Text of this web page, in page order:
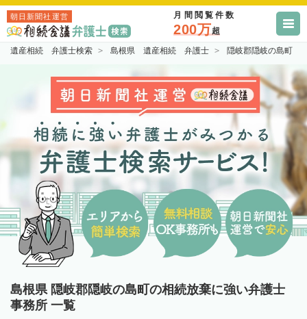
朝日新聞社運営 月間閲覧件数
200万超
遺産相続 弁護士検索 島根県 遺産相続 弁護士 隠岐郡隠岐の島町
島根県 隠岐郡隠岐の島町の相続放棄に強い弁護士
事務所 一覧